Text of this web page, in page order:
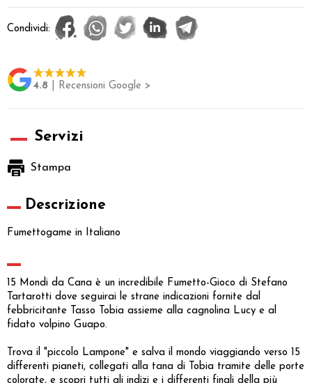
Condividi:
4.8 | Recensioni Google >
Servizi
Stampa
Descrizione
Fumettogame in Italiano
15 Mondi da Cana è un incredibile Fumetto-Gioco di Stefano
Tartarotti dove seguirai le strane indicazioni fornite dal
febbricitante Tasso Tobia assieme alla cagnolina Lucy e al
fidato volpino Guapo.
Trova il "piccolo Lampone" e salva il mondo viaggiando verso 15
differenti pianeti, collegati alla tana di Tobia tramite delle porte
colorate, e scopri tutti gli indizi e i differenti finali della più